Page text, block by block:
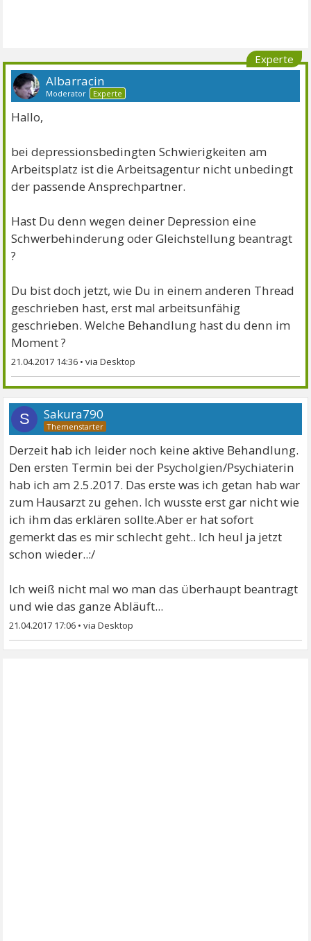
Experte
Albarracin
Moderator Experte
Hallo,
bei depressionsbedingten Schwierigkeiten am
Arbeitsplatz ist die Arbeitsagentur nicht unbedingt
der passende Ansprechpartner.
Hast Du denn wegen deiner Depression eine
Schwerbehinderung oder Gleichstellung beantragt
?
Du bist doch jetzt, wie Du in einem anderen Thread
geschrieben hast, erst mal arbeitsunfähig
geschrieben. Welche Behandlung hast du denn im
Moment ?
21.04.2017 14:36 •
S Sakura790
Derzeit hab ich leider noch keine aktive Behandlung.
Den ersten Termin bei der Psycholgien/Psychiaterin
hab ich am 2.5.2017. Das erste was ich getan hab war
zum Hausarzt zu gehen. Ich wusste erst gar nicht wie
ich ihm das erklären sollte.Aber er hat sofort
gemerkt das es mir schlecht geht.. Ich heul ja jetzt
schon wieder..:/
Ich weiß nicht mal wo man das überhaupt beantragt
und wie das ganze Abläuft...
21.04.2017 17:06 •